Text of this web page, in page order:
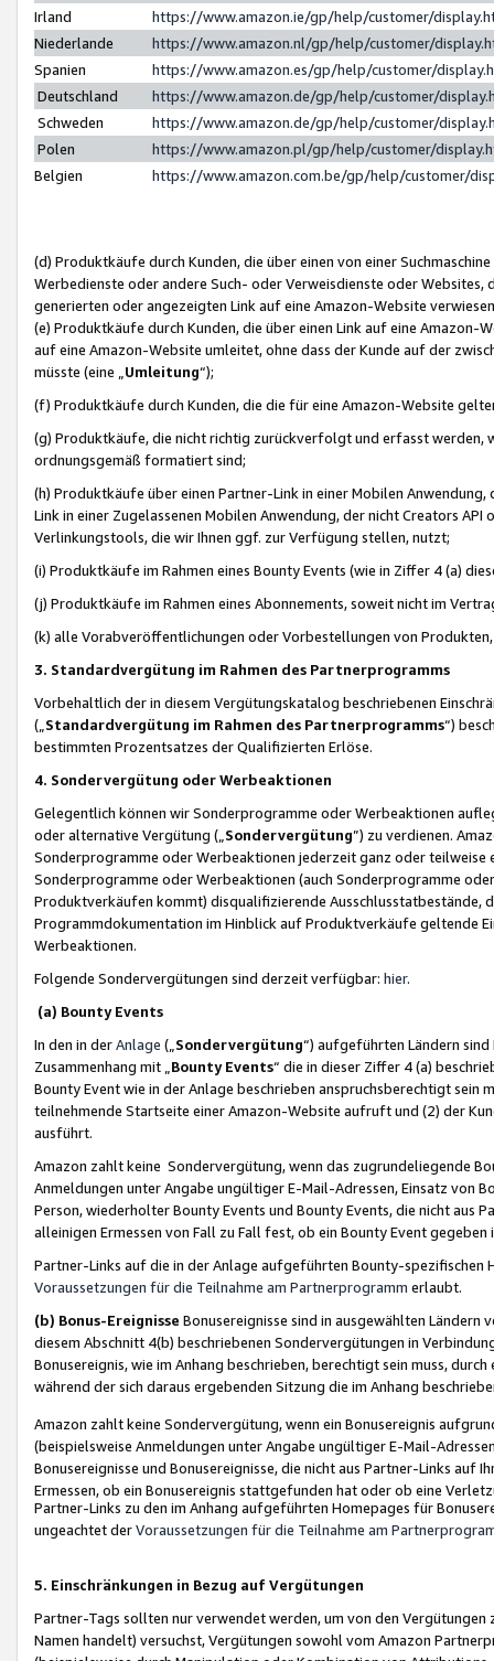
Irland
https://www.amazon.ie/gp/help/customer/
Niederlande
https://www.amazon.nl/gp/help/customer/
Spanien
https://www.amazon.es/gp/help/customer/
Deutschland
https://www.amazon.de/gp/help/customer/
Schweden
https://www.amazon.de/gp/help/customer/
Polen
https://www.amazon.pl/gp/help/customer/
Belgien
https://www.amazon.com.be/gp/help/customer/
(d) Produktkäufe durch Kunden, die über einen von einer
Werbedienste oder andere Such- oder Verweisdienste oder Websites,
generierten oder angezeigten Link auf eine Amazon-Website
(e) Produktkäufe durch Kunden, die über einen Link auf eine
auf eine Amazon-Website umleitet, ohne dass der Kunde auf der
müsste (eine „ Umleitung“);
(f) Produktkäufe durch Kunden, die die für eine Amazon-Website
(g) Produktkäufe, die nicht richtig zurückverfolgt und erfasst werden,
ordnungsgemäß formatiert sind;
(h) Produktkäufe über einen Partner-Link in einer Mobilen
Link in einer Zugelassenen Mobilen Anwendung, der nicht Creators
Verlinkungstools, die wir Ihnen ggf. zur Verfügung stellen, nutzt;
(i) Produktkäufe im Rahmen eines Bounty Events (wie in Ziffer 4 (a)
(j) Produktkäufe im Rahmen eines Abonnements, soweit nicht im
(k) alle Vorabveröffentlichungen oder Vorbestellungen von
3. Standardvergütung im Rahmen des Partnerprogramms
Vorbehaltlich der in diesem Vergütungskatalog beschriebenen
(„ Standardvergütung im Rahmen des Partnerprogramms“)
bestimmten Prozentsatzes der Qualifizierten Erlöse.
4. Sondervergütung oder Werbeaktionen
Gelegentlich können wir Sonderprogramme oder Werbeaktionen
oder alternative Vergütung („ Sondervergütung”) zu verdienen.
Sonderprogramme oder Werbeaktionen jederzeit ganz oder
Sonderprogramme oder Werbeaktionen (auch Sonderprogramme
Produktverkäufen kommt) disqualifizierende Ausschlusstatbestände,
Programmdokumentation im Hinblick auf Produktverkäufe geltende
Werbeaktionen.
Folgende Sondervergütungen sind derzeit verfügbar: hier.
(a) Bounty Events
In den in derAnlage („ Sondervergütung“) aufgeführten Ländern
Zusammenhang mit „ Bounty Events“ die in dieser Ziffer 4 (a)
Bounty Event wie in der Anlage beschrieben anspruchsberechtigt sein
teilnehmende Startseite einer Amazon-Website aufruft und (2) der
ausführt.
Amazon zahlt keine Sondervergütung, wenn das zugrundeliegende
Anmeldungen unter Angabe ungültiger E-Mail-Adressen, Einsatz von
Person, wiederholter Bounty Events und Bounty Events, die nicht
alleinigen Ermessen von Fall zu Fall fest, ob ein Bounty Event
Partner-Links auf die in der Anlage aufgeführten Bounty-spezifischen
Voraussetzungen für die Teilnahme am Partnerprogramm erlaubt.
(b) Bonus-Ereignisse Bonusereignisse sind in ausgewählten Ländern
diesem Abschnitt 4(b) beschriebenen Sondervergütungen in
Bonusereignis, wie im Anhang beschrieben, berechtigt sein muss,
während der sich daraus ergebenden Sitzung die im Anhang
Amazon zahlt keine Sondervergütung, wenn ein Bonusereignis
(beispielsweise Anmeldungen unter Angabe ungültiger E-Mail-
Bonusereignisse und Bonusereignisse, die nicht aus Partner-Links auf
Ermessen, ob ein Bonusereignis stattgefunden hat oder ob eine
Partner-Links zu den im Anhang aufgeführten Homepages für
ungeachtet derVoraussetzungen für die Teilnahme am
5. Einschränkungen in Bezug auf Vergütungen
Partner-Tags sollten nur verwendet werden, um von den
Namen handelt) versuchst, Vergütungen sowohl vom Amazon